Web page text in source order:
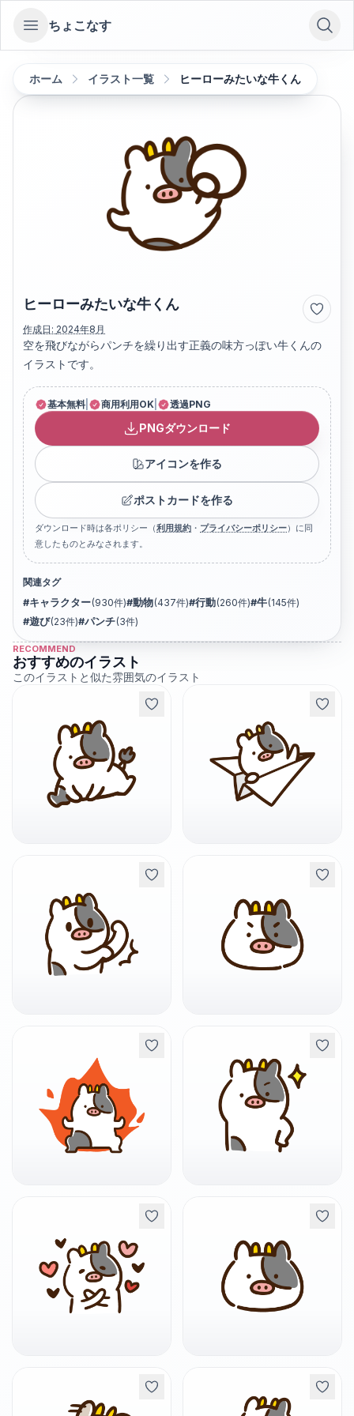
Open sidebar
ちょこなす
ホーム イラスト一覧 ヒーローみたいな牛くん
ヒーローみたいな牛くん
作成日: 2024年8月
空を飛びながらパンチを繰り出す正義の味方っぽい牛くんの
イラストです。
基本無料 商用利用OK 透過PNG
PNGダウンロード
アイコンを作る
ポストカードを作る
ダウンロード時は各ポリシー（利用規約 ・ プライバシーポリシー）に同
意したものとみなされます。
関連タグ
#キャラクター(930件)#動物(437件)#行動(260件)#牛(145件)
#遊び(23件)#パンチ(3件)
RECOMMEND
おすすめのイラスト
このイラストと似た雰囲気のイラスト